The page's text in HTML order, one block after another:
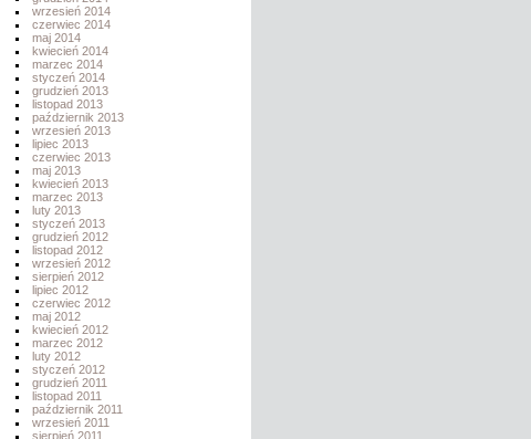
wrzesień 2014
czerwiec 2014
maj 2014
kwiecień 2014
marzec 2014
styczeń 2014
grudzień 2013
listopad 2013
październik 2013
wrzesień 2013
lipiec 2013
czerwiec 2013
maj 2013
kwiecień 2013
marzec 2013
luty 2013
styczeń 2013
grudzień 2012
listopad 2012
wrzesień 2012
sierpień 2012
lipiec 2012
czerwiec 2012
maj 2012
kwiecień 2012
marzec 2012
luty 2012
styczeń 2012
grudzień 2011
listopad 2011
październik 2011
wrzesień 2011
sierpień 2011